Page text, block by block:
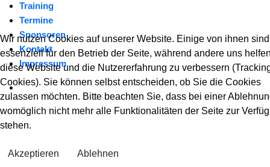
Training
Termine
Sponsoren
Kontakt
Impressum
Wir nutzen Cookies auf unserer Website. Einige von ihnen sind
essenziell für den Betrieb der Seite, während andere uns
diese Website und die Nutzererfahrung zu verbessern
Cookies). Sie können selbst entscheiden, ob Sie die Cookies
zulassen möchten. Bitte beachten Sie, dass bei einer
womöglich nicht mehr alle Funktionalitäten der Seite zur
stehen.
Akzeptieren Ablehnen